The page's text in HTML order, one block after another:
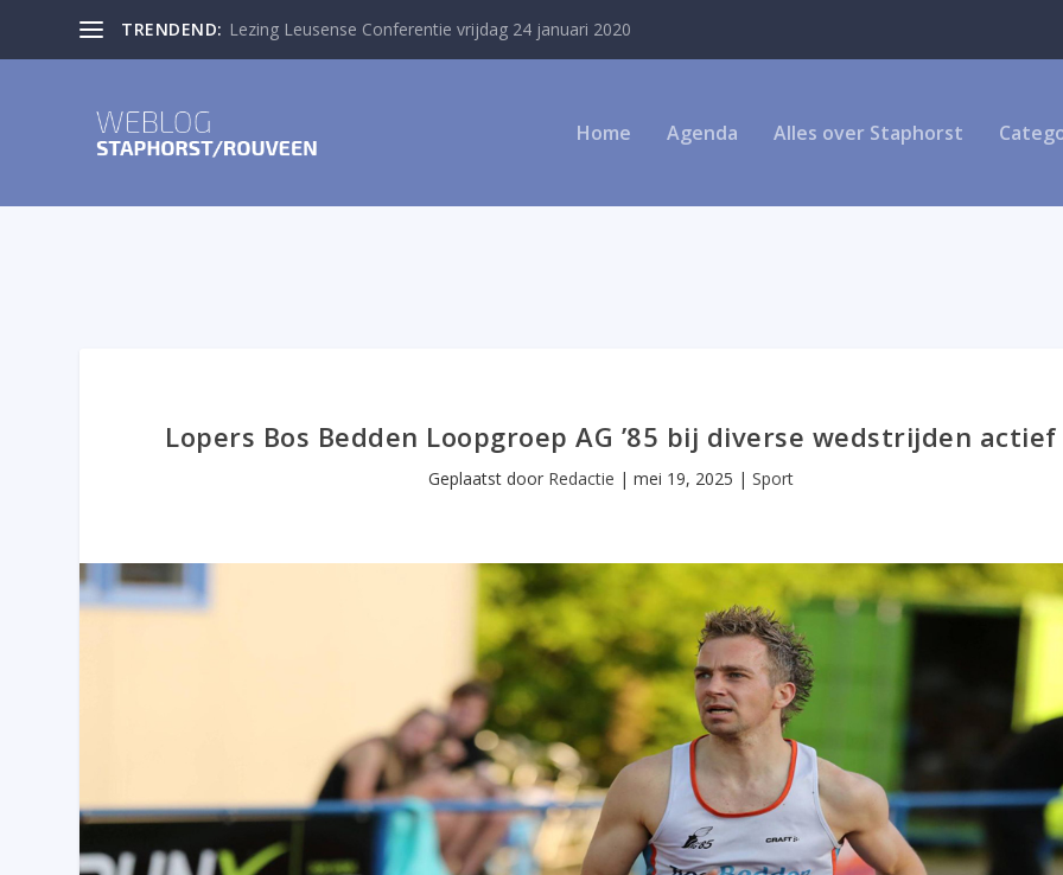
TRENDEND: Lezing Leusense Conferentie vrijdag 24 januari 2020
Home Agenda Alles over Staphorst
Lopers Bos Bedden Loopgroep AG ’85 bij diverse wedstrijden actief
Geplaatst door Redactie | mei 19, 2025 | Sport